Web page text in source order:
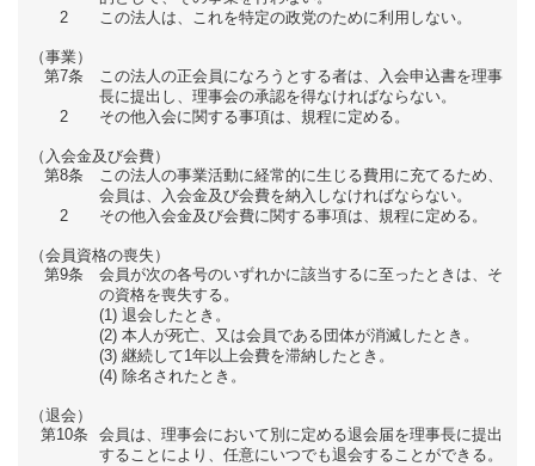
2
この法人は、これを特定の政党のために利用しない。
（事業）
第7条
この法人の正会員になろうとする者は、入会申込書を理事
長に提出し、理事会の承認を得なければならない。
2
その他入会に関する事項は、規程に定める。
（入会金及び会費）
第8条
この法人の事業活動に経常的に生じる費用に充てるため、
会員は、入会金及び会費を納入しなければならない。
2
その他入会金及び会費に関する事項は、規程に定める。
（会員資格の喪失）
第9条
会員が次の各号のいずれかに該当するに至ったときは、そ
の資格を喪失する。
退会したとき。
本人が死亡、又は会員である団体が消滅したとき。
継続して1年以上会費を滞納したとき。
除名されたとき。
（退会）
第10条
会員は、理事会において別に定める退会届を理事長に提出
することにより、任意にいつでも退会することができる。